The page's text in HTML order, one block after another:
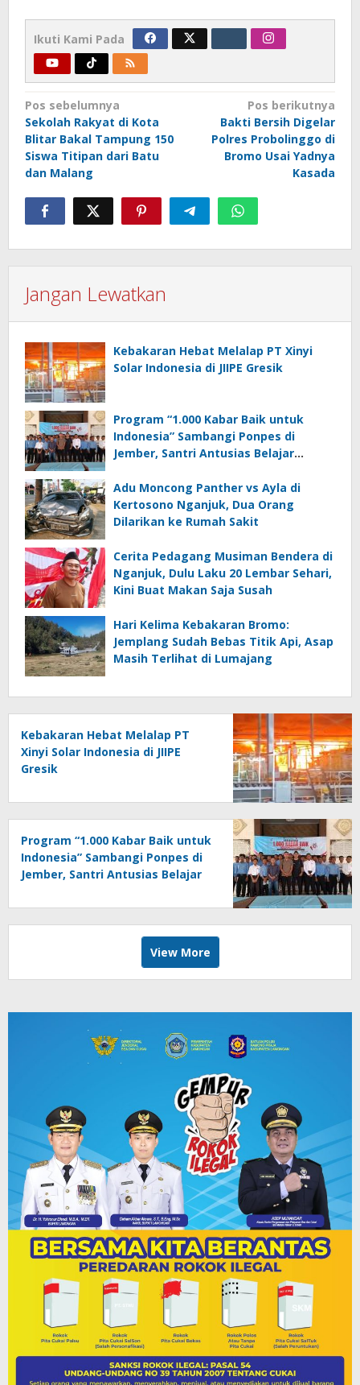
Ikuti Kami Pada
Navigasi
pos
Pos sebelumnya
Sekolah Rakyat di Kota
Blitar Bakal Tampung 150
Siswa Titipan dari Batu
dan Malang
Pos berikutnya
Bakti Bersih Digelar
Polres Probolinggo di
Bromo Usai Yadnya
Kasada
Jangan Lewatkan
Kebakaran Hebat Melalap PT Xinyi
Solar Indonesia di JIIPE Gresik
Program “1.000 Kabar Baik untuk
Indonesia” Sambangi Ponpes di
Jember, Santri Antusias Belajar
Adu Moncong Panther vs Ayla di
Kertosono Nganjuk, Dua Orang
Dilarikan ke Rumah Sakit
Cerita Pedagang Musiman Bendera di
Nganjuk, Dulu Laku 20 Lembar Sehari,
Kini Buat Makan Saja Susah
Hari Kelima Kebakaran Bromo:
Jemplang Sudah Bebas Titik Api, Asap
Masih Terlihat di Lumajang
Kebakaran Hebat Melalap PT
Xinyi Solar Indonesia di JIIPE
Gresik
Program “1.000 Kabar Baik untuk
Indonesia” Sambangi Ponpes di
Jember, Santri Antusias Belajar
View More